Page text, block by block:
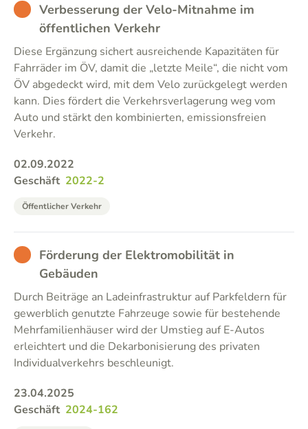
BADVerbesserung der Velo-Mitnahme im
öffentlichen Verkehr
Diese Ergänzung sichert ausreichende Kapazitäten für
Fahrräder im ÖV, damit die „letzte Meile“, die nicht vom
ÖV abgedeckt wird, mit dem Velo zurückgelegt werden
kann. Dies fördert die Verkehrsverlagerung weg vom
Auto und stärkt den kombinierten, emissionsfreien
Verkehr.
02.09.2022
Geschäft 2022-2
Öffentlicher Verkehr
BAD Förderung der Elektromobilität in
Gebäuden
Durch Beiträge an Ladeinfrastruktur auf Parkfeldern für
gewerblich genutzte Fahrzeuge sowie für bestehende
Mehrfamilienhäuser wird der Umstieg auf E-Autos
erleichtert und die Dekarbonisierung des privaten
Individualverkehrs beschleunigt.
23.04.2025
Geschäft 2024-162